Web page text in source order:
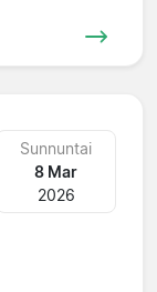
Sunnuntai
8 Mar
2026